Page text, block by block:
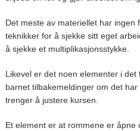
Det meste av materiellet har
teknikker for å sjekke sitt eget
å sjekke et multiplikasjonsstykke.
Likevel er det noen elementer i
barnet tilbakemeldinger om det
trenger å justere kursen.
Et element er at rommene er åpne